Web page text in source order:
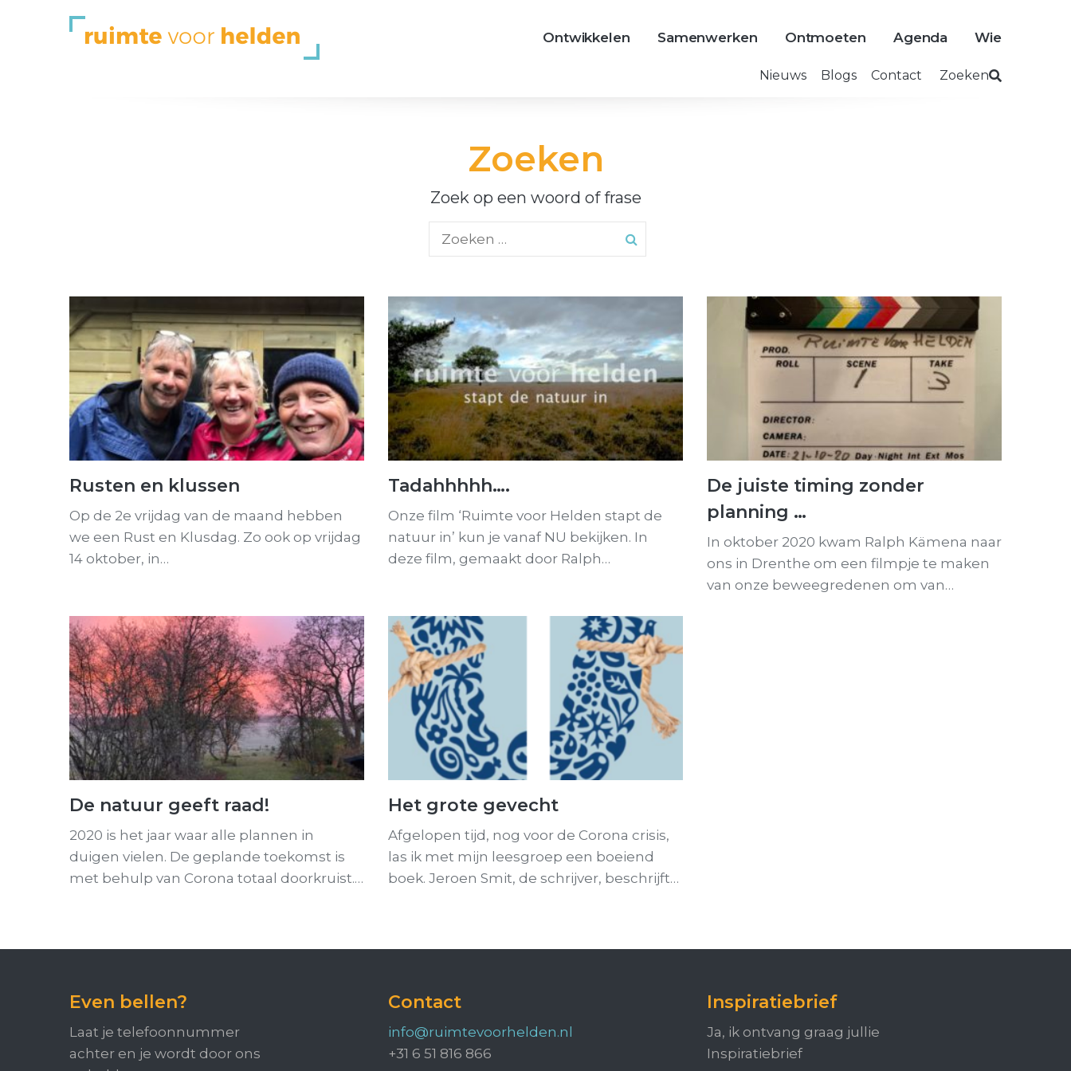
Ontwikkelen Samenwerken Ontmoeten Agenda Wie
Nieuws Blogs Contact Zoeken
Zoeken
Zoek op een woord of frase
Rusten en klussen
Op de 2e vrijdag van de maand hebben
we een Rust en Klusdag. Zo ook op vrijdag
14 oktober, in…
Tadahhhhh….
Onze film ‘Ruimte voor Helden stapt de
natuur in’ kun je vanaf NU bekijken. In
deze film, gemaakt door Ralph…
De juiste timing zonder
planning …
In oktober 2020 kwam Ralph Kämena naar
ons in Drenthe om een filmpje te maken
van onze beweegredenen om van…
De natuur geeft raad!
2020 is het jaar waar alle plannen in
duigen vielen. De geplande toekomst is
met behulp van Corona totaal doorkruist.…
Het grote gevecht
Afgelopen tijd, nog voor de Corona crisis,
las ik met mijn leesgroep een boeiend
boek. Jeroen Smit, de schrijver, beschrijft…
Even bellen?
Laat je telefoonnummer
achter en je wordt door ons
Contact
info@ruimtevoorhelden.nl
+31 6 51 816 866
Inspiratiebrief
Ja, ik ontvang graag jullie
Inspiratiebrief